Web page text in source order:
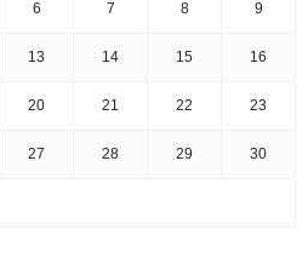
6 7 8 9
13 14 15 16
20 21 22 23
27 28 29 30